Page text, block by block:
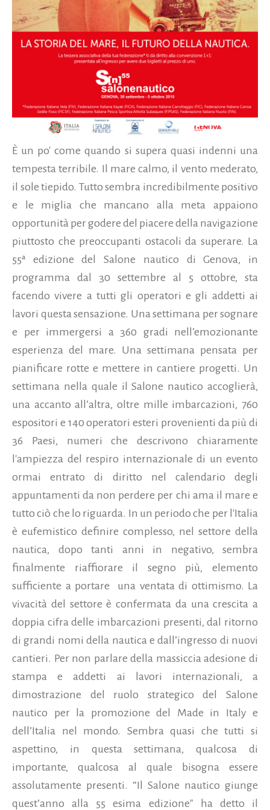
È un po' come quando si supera quasi indenni una
tempesta terribile. Il mare calmo, il vento mederato,
il sole tiepido. Tutto sembra incredibilmente positivo
e le miglia che mancano alla meta appaiono
opportunità per godere del piacere della navigazione
piuttosto che preoccupanti ostacoli da superare. La
55ª edizione del Salone nautico di Genova, in
programma dal 30 settembre al 5 ottobre, sta
facendo vivere a tutti gli operatori e gli addetti ai
lavori questa sensazione. Una settimana per sognare
e per immergersi a 360 gradi nell’emozionante
esperienza del mare. Una settimana pensata per
pianificare rotte e mettere in cantiere progetti. Un
settimana nella quale il Salone nautico accoglierà,
una accanto all’altra, oltre mille imbarcazioni, 760
espositori e 140 operatori esteri provenienti da più di
36 Paesi, numeri che descrivono chiaramente
l'ampiezza del respiro internazionale di un evento
ormai entrato di diritto nel calendario degli
appuntamenti da non perdere per chi ama il mare e
tutto ciò che lo riguarda. In un periodo che per l'Italia
è eufemistico definire complesso, nel settore della
nautica, dopo tanti anni in negativo, sembra
finalmente riaffiorare il segno più, elemento
sufficiente a portare una ventata di ottimismo. La
vivacità del settore è confermata da una crescita a
doppia cifra delle imbarcazioni presenti, dal ritorno
di grandi nomi della nautica e dall’ingresso di nuovi
cantieri. Per non parlare della massiccia adesione di
stampa e addetti ai lavori internazionali, a
dimostrazione del ruolo strategico del Salone
nautico per la promozione del Made in Italy e
dell’Italia nel mondo. Sembra quasi che tutti si
aspettino, in questa settimana, qualcosa di
importante, qualcosa al quale bisogna essere
assolutamente presenti. “Il Salone nautico giunge
quest’anno alla 55 esima edizione" ha detto il